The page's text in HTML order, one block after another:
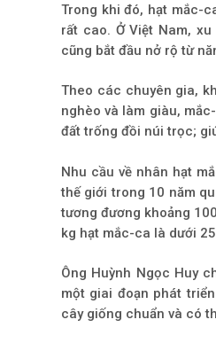
Trong khi đó, hạt mắc-
rất cao. Ở Việt Nam,
cũng bắt đầu nở rộ từ
Theo các chuyên gia,
nghèo và làm giàu,
đất trống đồi núi trọc;
Nhu cầu về nhân hạt
thế giới trong 10 năm
tương đương khoảng
kg hạt mắc-ca là dưới
Ông Huỳnh Ngọc Huy
một giai đoạn phát
cây giống chuẩn và có